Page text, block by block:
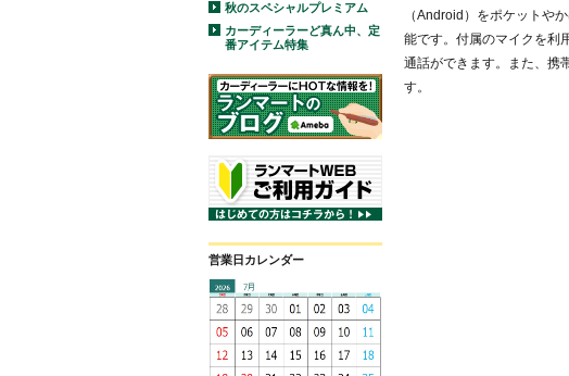
秋のスペシャルプレミアム
カーディーラーど真ん中、定
番アイテム特集
営業日カレンダー
（Android）をポケットや
能です。付属のマイクを利
通話ができます。また、携
す。